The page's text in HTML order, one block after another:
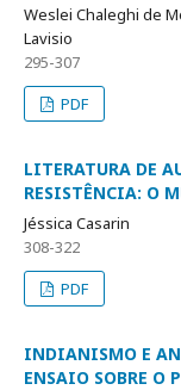
Weslei Chaleghi de
Lavisio
295-307
PDF
LITERATURA DE
RESISTÊNCIA: O
Jéssica Casarin
308-322
PDF
INDIANISMO E
ENSAIO SOBRE O